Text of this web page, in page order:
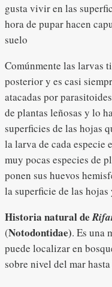
gusta vivir en las
hora de pupar hacen
suelo
Comúnmente las larvas
posterior y es casi
atacadas por
de plantas leñosas y lo
superficies de las hojas
la larva de cada especie
muy pocas especies de
ponen sus huevos
la superficie de las
Historia natural de
(Notodontidae). Es una
puede localizar en
sobre nivel del mar